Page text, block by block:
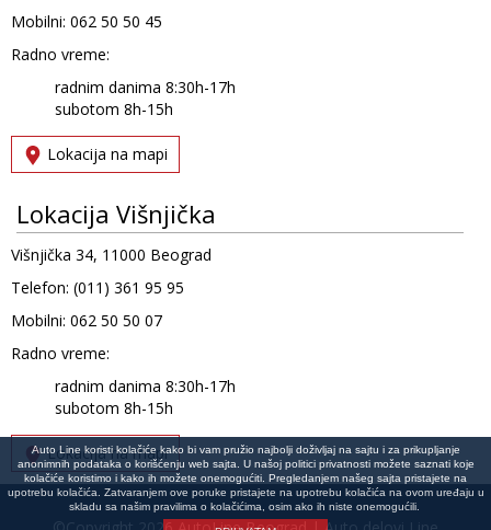
Mobilni: 062 50 50 45
Radno vreme:
radnim danima 8:30h-17h
subotom 8h-15h
Lokacija na mapi
Lokacija Višnjička
Višnjička 34, 11000 Beograd
Telefon: (011) 361 95 95
Mobilni: 062 50 50 07
Radno vreme:
radnim danima 8:30h-17h
subotom 8h-15h
Lokacija na mapi
Auto Line koristi kolačiće kako bi vam pružio najbolji doživljaj na sajtu i za prikupljanje
anonimnih podataka o korišćenju web sajta. U našoj politici privatnosti možete saznati koje
kolačiće koristimo i kako ih možete onemogućiti. Pregledanjem našeg sajta pristajete na
upotrebu kolačića. Zatvaranjem ove poruke pristajete na upotrebu kolačića na ovom uređaju u
skladu sa našim pravilima o kolačićima, osim ako ih niste onemogućili.